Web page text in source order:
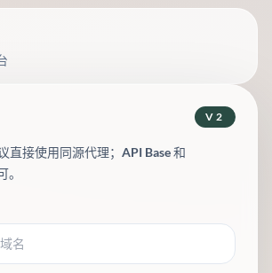
直接使用同源代理；API Base 和
。
V2